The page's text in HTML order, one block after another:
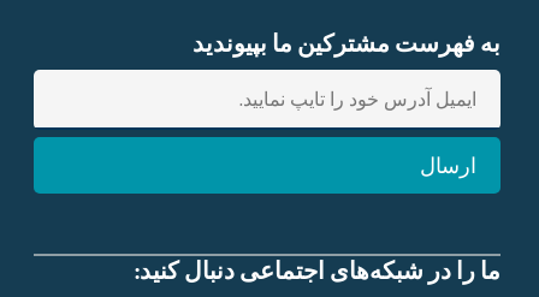
به فهرست مشترکین ما بپیوندید
E
t
m
ارسال
ما را در شبکه‌های اجتماعی دنبال کنید: